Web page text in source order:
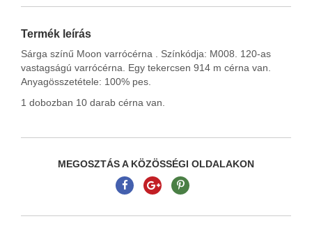
Termék leírás
Sárga színű Moon varrócérna . Színkódja: M008. 120-as
vastagságú varrócérna. Egy tekercsen 914 m cérna van.
Anyagösszetétele: 100% pes.
1 dobozban 10 darab cérna van.
MEGOSZTÁS A KÖZÖSSÉGI OLDALAKON